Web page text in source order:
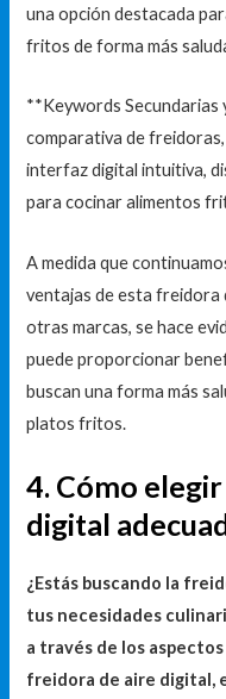
una opción destacada
fritos de forma más
**Keywords Secundarias
comparativa de
interfaz digital intuitiva,
para cocinar alimentos
A medida que
ventajas de esta freidora
otras marcas, se hace
puede proporcionar
buscan una forma más
platos fritos.
4. Cómo
digital
¿Estás buscando la
tus necesidades
a través de los
freidora de aire digital,